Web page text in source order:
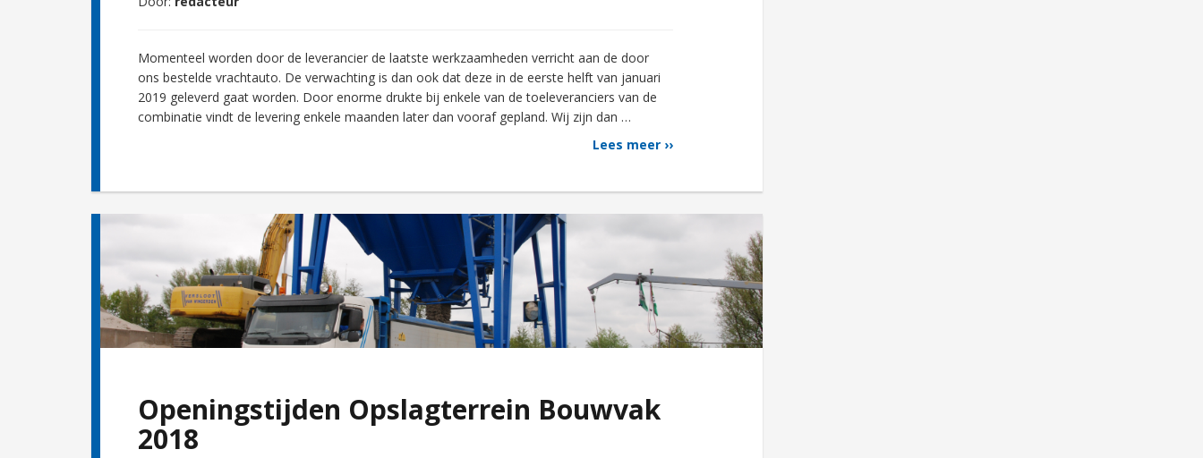
Momenteel worden door de leverancier de laatste werkzaamheden verricht aan de door
ons bestelde vrachtauto. De verwachting is dan ook dat deze in de eerste helft van januari
2019 geleverd gaat worden. Door enorme drukte bij enkele van de toeleveranciers van de
combinatie vindt de levering enkele maanden later dan vooraf gepland. Wij zijn dan …
Lees meer ››
Openingstijden Opslagterrein Bouwvak
2018